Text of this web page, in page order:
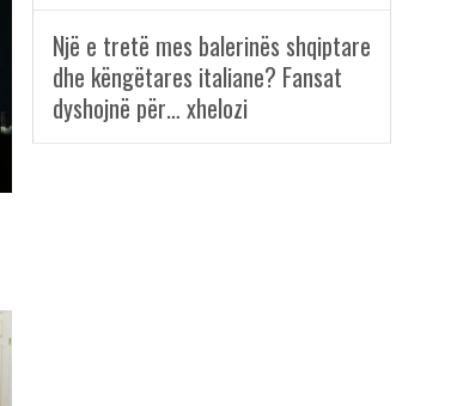
Një e tretë mes balerinës shqiptare
dhe këngëtares italiane? Fansat
dyshojnë për… xhelozi